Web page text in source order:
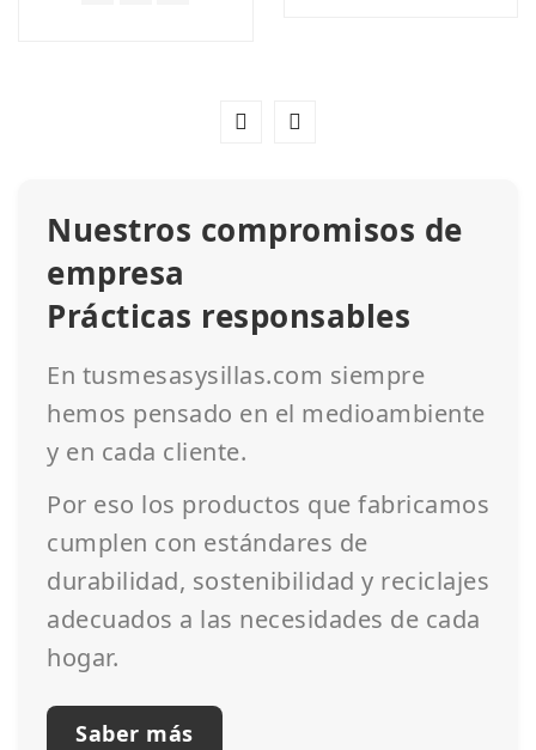
Nuestros compromisos de
empresa
Prácticas responsables
En tusmesasysillas.com siempre
hemos pensado en el medioambiente
y en cada cliente.
Por eso los productos que fabricamos
cumplen con estándares de
durabilidad, sostenibilidad y reciclajes
adecuados a las necesidades de cada
hogar.
Saber más